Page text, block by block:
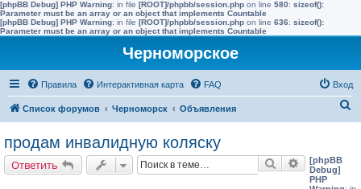
[phpBB Debug] PHP Warning: in file [ROOT]/phpbb/session.php on line 580: sizeof():
Parameter must be an array or an object that implements Countable
[phpBB Debug] PHP Warning: in file [ROOT]/phpbb/session.php on line 636: sizeof():
Parameter must be an array or an object that implements Countable
Черноморское
Правила Интерактивная карта FAQ Вход
Список форумов Черноморск Объявления
продам инвалидную коляску
Ответить Поиск
[phpBB
Debug]
PHP